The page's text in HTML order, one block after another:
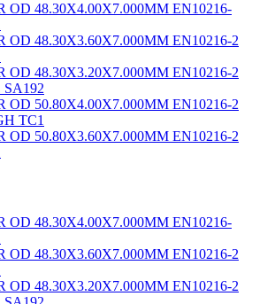
OD 48.30X4.00X7.000MM EN10216-
OD 48.30X3.60X7.000MM EN10216-2
OD 48.30X3.20X7.000MM EN10216-2
SA192
OD 50.80X4.00X7.000MM EN10216-2
TC1
OD 50.80X3.60X7.000MM EN10216-2
OD 48.30X4.00X7.000MM EN10216-
OD 48.30X3.60X7.000MM EN10216-2
OD 48.30X3.20X7.000MM EN10216-2